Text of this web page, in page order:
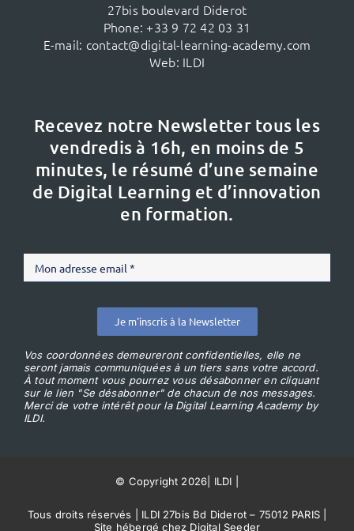
27bis boulevard Diderot
Phone: +33 9 72 42 03 31
E-mail: contact@digital-learning-academy.com
Web: ILDI
Recevez notre Newsletter tous les
vendredis à 16h, en moins de 5
minutes, le résumé d’une semaine
de Digital Learning et d’innovation
en formation.
Je m'inscris à la Newsletter
Vos coordonnées demeureront confidentielles, elle ne
seront jamais communiquées à un tiers sans votre accord.
À tout moment vous pourrez vous désabonner en cliquant
sur le lien "Se désabonner" de chacun de nos messages.
Merci de votre intérêt pour la Digital Learning Academy by
ILDI.
© Copyright 2026 ILDI
Tous droits réservés | ILDI 27bis Bd Diderot – 75012 PARIS |
Site hébergé chez Digital Seeder